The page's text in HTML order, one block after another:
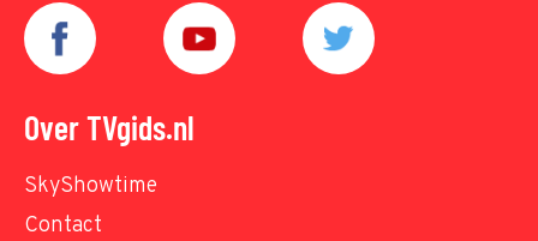
Over TVgids.nl
SkyShowtime
Contact